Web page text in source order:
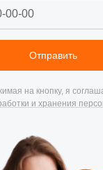
Отправить
на кнопку, я
и хранения